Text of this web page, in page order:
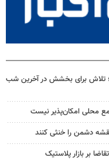
تلاش برای بخشش در آخرین شب
محلی امکان‌پذیر نیست
نقشه دشمن را خنثی کنند
بر بازار پلاستیک